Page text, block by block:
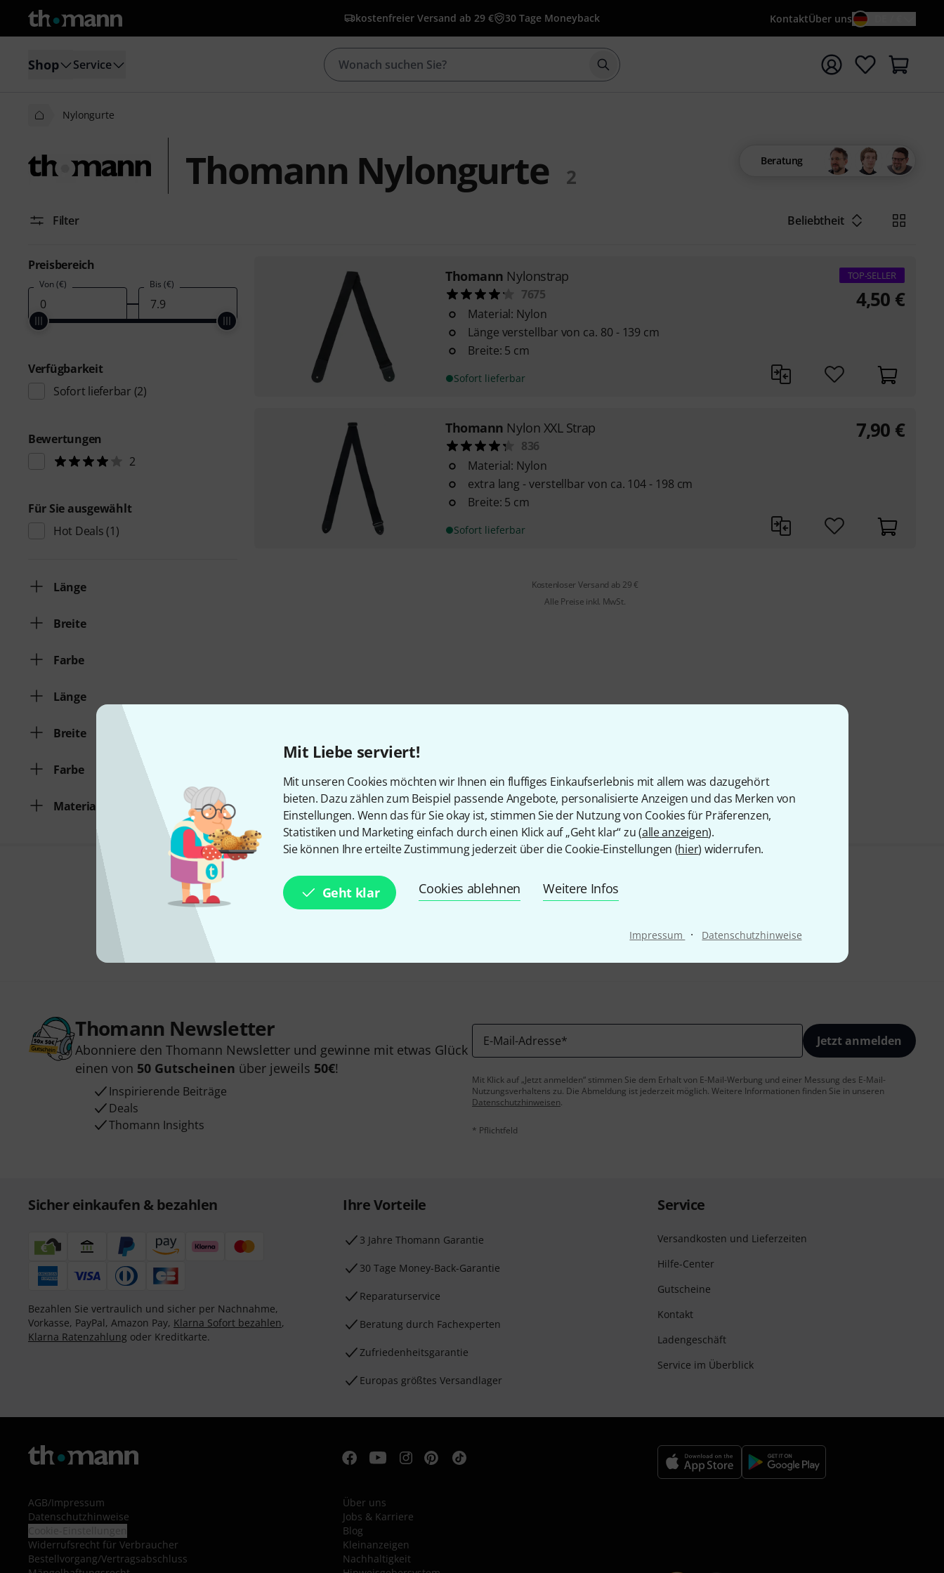
Mit Liebe serviert!
Mit unseren Cookies möchten wir Ihnen ein fluffiges Einkaufserlebnis mit allem was dazugehört
bieten. Dazu zählen zum Beispiel passende Angebote, personalisierte Anzeigen und das Merken von
Einstellungen. Wenn das für Sie okay ist, stimmen Sie der Nutzung von Cookies für Präferenzen,
Statistiken und Marketing einfach durch einen Klick auf „Geht klar“ zu (alle anzeigen).
Sie können Ihre erteilte Zustimmung jederzeit über die Cookie-Einstellungen (hier) widerrufen.
Geht klar Cookies ablehnen Weitere Infos
Impressum · Datenschutzhinweise
kostenfreier Versand ab 29 € 30 Tage Moneyback KontaktÜber uns
Shop Service Suche mit Suchwort {searchTerm} starten
Nylongurte
Thomann Nylongurte 2
Beratung
Filter Beliebtheit
Preisbereich
Von (€) Bis (€)
Verfügbarkeit
Sofort lieferbar (2)
Bewertungen
2
Für Sie ausgewählt
Hot Deals (1)
Länge
Breite
Farbe
Länge
Breite
Farbe
Material
Thomann Nylonstrap
7675
Material: Nylon
Länge verstellbar von ca. 80 - 139 cm
Breite: 5 cm
Sofort lieferbar
TOP-SELLER
4,50 €
Thomann Nylon XXL Strap
836
Material: Nylon
extra lang - verstellbar von ca. 104 - 198 cm
Breite: 5 cm
Sofort lieferbar
7,90 €
Kostenloser Versand ab 29 €
Alle Preise inkl. MwSt.
Gefällt Ihnen, was Sie sehen?
Thomann Newsletter
Abonniere den Thomann Newsletter und gewinne mit etwas Glück
einen von 50 Gutscheinen über jeweils 50€!
Inspirierende Beiträge
Deals
Thomann Insights
E-Mail-Adresse* Jetzt anmelden
Mit Klick auf „Jetzt anmelden“ stimmen Sie dem Erhalt von E-Mail-Werbung und einer Messung des E-Mail-
Nutzungsverhaltens zu. Die Abmeldung ist jederzeit möglich. Weitere Informationen finden Sie in unseren
Datenschutzhinweisen.
* Pflichtfeld
Sicher einkaufen & bezahlen
Bezahlen Sie vertraulich und sicher per Nachnahme,
Vorkasse, PayPal, Amazon Pay, Klarna Sofort bezahlen,
Klarna Ratenzahlung oder Kreditkarte.
Ihre Vorteile
3 Jahre Thomann Garantie
30 Tage Money-Back-Garantie
Reparaturservice
Beratung durch Fachexperten
Zufriedenheitsgarantie
Europas größtes Versandlager
Service
Versandkosten und Lieferzeiten
Hilfe-Center
Gutscheine
Kontakt
Ladengeschäft
Service im Überblick
AGB/Impressum
Datenschutzhinweise
Widerrufsrecht für Verbraucher
Bestellvorgang/Vertragsabschluss
Über uns
Jobs & Karriere
Blog
Kleinanzeigen
Nachhaltigkeit